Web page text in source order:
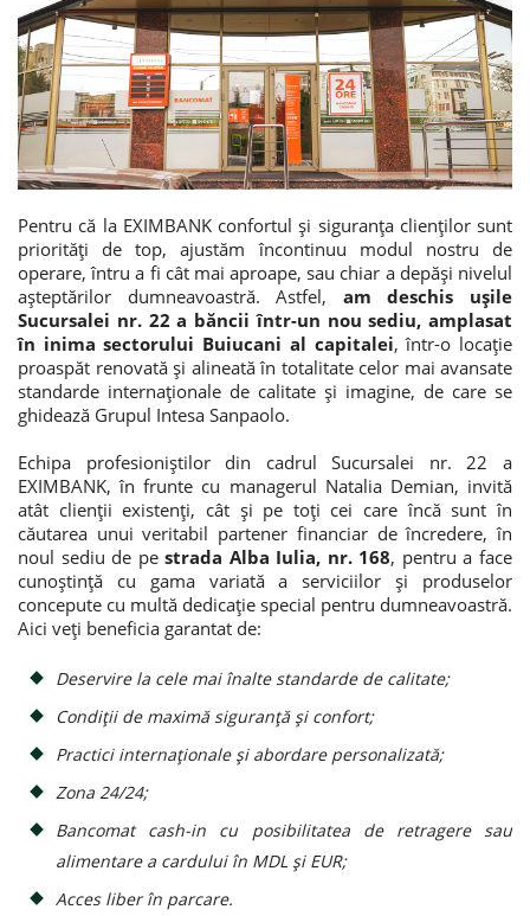
Credite ipotecare
Pentru că la EXIMBANK confortul și siguranța clienților sunt
priorități de top, ajustăm încontinuu modul nostru de
operare, întru a fi cât mai aproape, sau chiar a depăși nivelul
așteptărilor dumneavoastră. Astfel, am deschis ușile
Sucursalei nr. 22 a băncii într-un nou sediu, amplasat
în inima sectorului Buiucani al capitalei, într-o locație
proaspăt renovată și alineată în totalitate celor mai avansate
standarde internaționale de calitate și imagine, de care se
ghidează Grupul Intesa Sanpaolo.
Echipa profesioniștilor din cadrul Sucursalei nr. 22 a
EXIMBANK, în frunte cu managerul Natalia Demian, invită
atât clienții existenți, cât și pe toți cei care încă sunt în
căutarea unui veritabil partener financiar de încredere, în
noul sediu de pestrada Alba Iulia, nr. 168, pentru a face
cunoștință cu gama variată a serviciilor și produselor
concepute cu multă dedicație special pentru dumneavoastră.
Aici veți beneficia garantat de:
Deservire la cele mai înalte standarde de calitate;
Condiții de maximă siguranță și confort;
Practici internaționale și abordare personalizată;
Zona 24/24;
Bancomat cash-in cu posibilitatea de retragere sau
alimentare a cardului în MDL și EUR;
Acces liber în parcare.